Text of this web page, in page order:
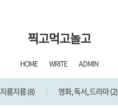
찍고먹고놀고
HOME WRITE ADMIN
지름지름(8) 영화, 독서, 드라마(2)